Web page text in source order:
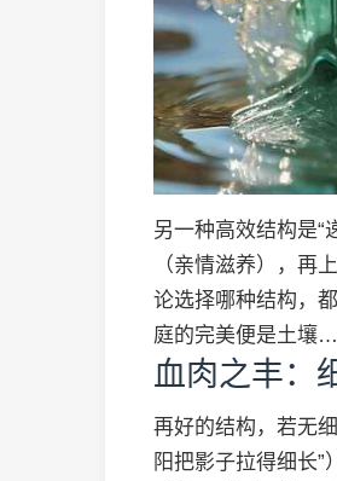
另一种高效结构是“
（亲情滋养），再
论选择哪种结构，
庭的完美便是土壤
血肉之丰：
再好的结构，若无
阳把影子拉得细长”